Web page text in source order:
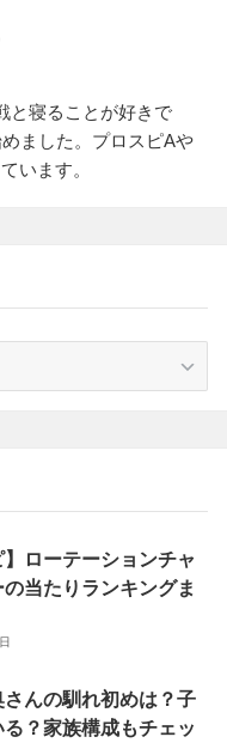
と寝ることが好きで
ました。プロスピAや
います。
】ローテーションチャ
当たりランキングま
さんの馴れ初めは？子
？家族構成もチェッ